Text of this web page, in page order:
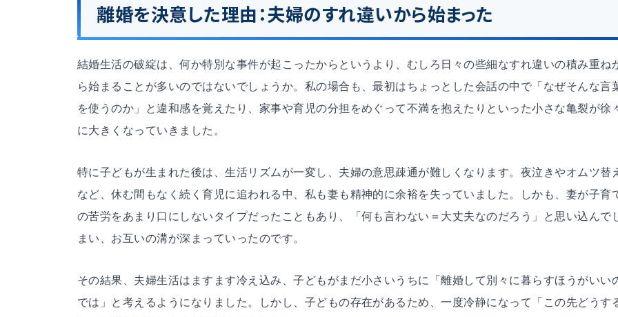
離婚を決意した理由：夫婦のすれ違いから始まった
結婚生活の破綻は、何か特別な事件が起こったからというより、むしろ日々の些細なすれ違いの積み重ね
ら始まることが多いのではないでしょうか。私の場合も、最初はちょっとした会話の中で「なぜそんな言
を使うのか」と違和感を覚えたり、家事や育児の分担をめぐって不満を抱えたりといった小さな亀裂が徐
に大きくなっていきました。
特に子どもが生まれた後は、生活リズムが一変し、夫婦の意思疎通が難しくなります。夜泣きやオムツ替
など、休む間もなく続く育児に追われる中、私も妻も精神的に余裕を失っていました。しかも、妻が子育
の苦労をあまり口にしないタイプだったこともあり、「何も言わない＝大丈夫なのだろう」と思い込んで
まい、お互いの溝が深まっていったのです。
その結果、夫婦生活はますます冷え込み、子どもがまだ小さいうちに「離婚して別々に暮らすほうがいい
では」と考えるようになりました。しかし、子どもの存在があるため、一度冷静になって「この先どうす